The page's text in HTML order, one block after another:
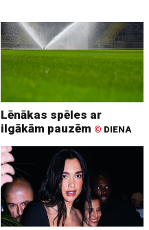
Lēnākas spēles ar
ilgākām pauzēm © DIENA